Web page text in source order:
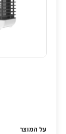
על המוצר